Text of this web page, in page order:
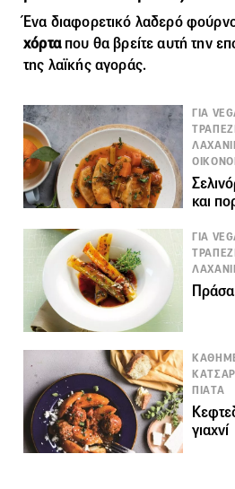
Ένα διαφορετικό λαδερό
χόρτα που θα βρείτε αυτή την
της λαϊκής αγοράς.
ΓΙΑ
και
ΓΙΑ
ΠΙΑΤΑ
γιαχνί